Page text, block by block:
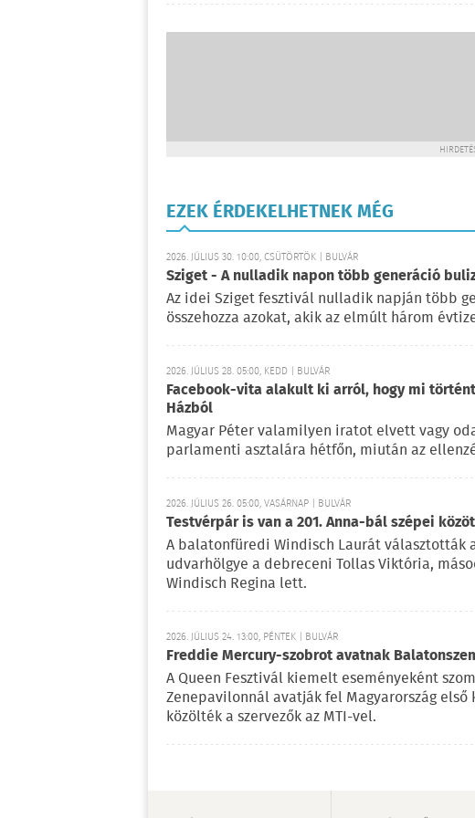
EZEK ÉRDEKELHETNEK MÉG
2026. JÚLIUS 30. 10:00, CSÜTÖRTÖK | BULVÁR
Sziget - A nulladik napon több generáció
Az idei Sziget fesztivál nulladik napján több
összehozza azokat, akik az elmúlt három
2026. JÚLIUS 28. 05:00, KEDD | BULVÁR
Facebook-vita alakult ki arról, hogy mi
Házból
Magyar Péter valamilyen iratot elvett vagy
parlamenti asztalára hétfőn, miután az
2026. JÚLIUS 26. 05:00, VASÁRNAP | BULVÁR
Testvérpár is van a 201. Anna-bál szépei
A balatonfüredi Windisch Laurát választották
udvarhölgye a debreceni Tollas Viktória,
Windisch Regina lett.
2026. JÚLIUS 24. 13:00, PÉNTEK | BULVÁR
Freddie Mercury-szobrot avatnak
A Queen Fesztivál kiemelt eseményeként
Zenepavilonnál avatják fel Magyarország
közölték a szervezők az MTI-vel.